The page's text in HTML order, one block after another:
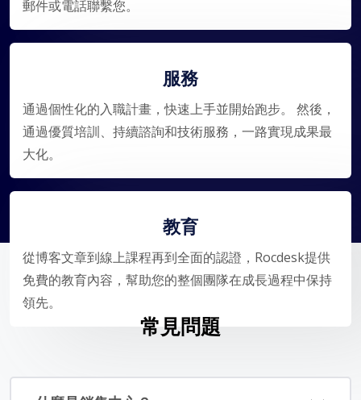
郵件或電話聯繫您。
服務
通過個性化的入職計畫，快速上手並開始跑步。 然後，
通過優質培訓、持續諮詢和技術服務，一路實現成果最
大化。
教育
從博客文章到線上課程再到全面的認證，Rocdesk提供
免費的教育內容，幫助您的整個團隊在成長過程中保持
領先。
常見問題